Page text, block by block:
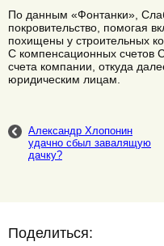
По данным «Фонтанки»,
покровительство, помогая
похищены у строительных
С компенсационных счетов
счета компании, откуда
юридическим лицам.
Александр Хлопонин
удачно сбыл завалящую
дачку?
Поделиться: